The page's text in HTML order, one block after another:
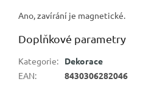
Ano, zavírání je magnetické.
Doplňkové parametry
Kategorie:
Dekorace
EAN: 8430306282046